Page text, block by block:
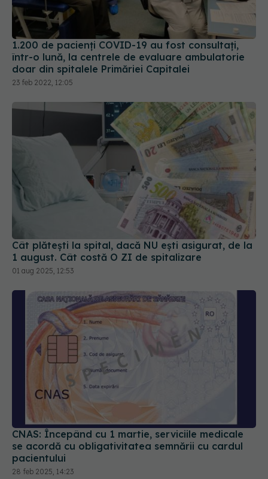
1.200 de pacienți COVID-19 au fost consultați,
într-o lună, la centrele de evaluare ambulatorie
doar din spitalele Primăriei Capitalei
23 feb 2022, 12:05
Cât plătești la spital, dacă NU ești asigurat, de la
1 august. Cât costă O ZI de spitalizare
01 aug 2025, 12:53
CNAS: Începând cu 1 martie, serviciile medicale
se acordă cu obligativitatea semnării cu cardul
pacientului
28 feb 2025, 14:23